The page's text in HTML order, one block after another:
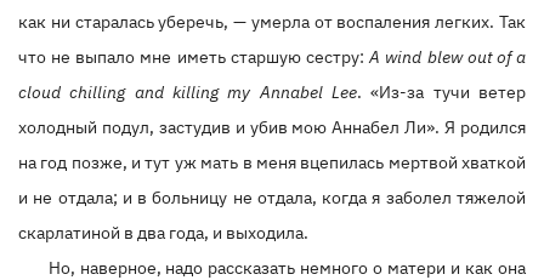
как ни старалась уберечь, — умерла от воспаления легких. Так
что не выпало мне иметь старшую сестру:A wind blew out of a
cloud chilling and killing my Annabel Lee. «Из-за тучи ветер
холодный подул, застудив и убив мою Аннабел Ли». Я родился
на год позже, и тут уж мать в меня вцепилась мертвой хваткой
и не отдала; и в больницу не отдала, когда я заболел тяжелой
скарлатиной в два года, и выходила.
Но, наверное, надо рассказать немного о матери и как она